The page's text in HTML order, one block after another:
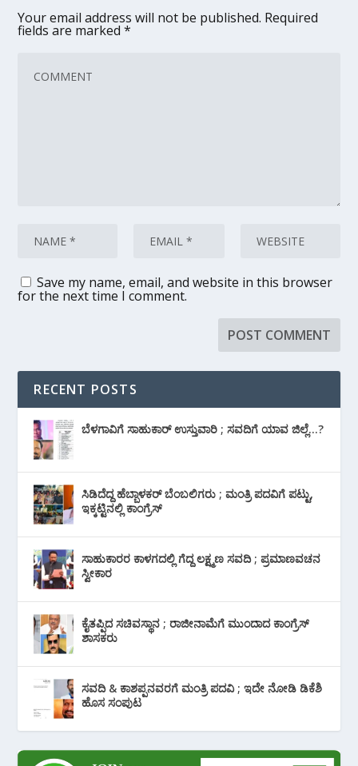
Your email address will not be published. Required
fields are marked*
Save my name, email, and website in this browser
for the next time I comment.
RECENT POSTS
ಬೆಳಗಾವಿಗೆ ಸಾಹುಕಾರ್ ಉಸ್ತುವಾರಿ ; ಸವದಿಗೆ ಯಾವ ಜಿಲ್ಲೆ…?
ಸಿಡಿದೆದ್ದ ಹೆಬ್ಬಾಳಕರ್ ಬೆಂಬಲಿಗರು ; ಮಂತ್ರಿ ಪದವಿಗೆ ‌ಪಟ್ಟು,
ಇಕ್ಕಟ್ಟಿನಲ್ಲಿ ಕಾಂಗ್ರೆಸ್
ಸಾಹುಕಾರರ ಕಾಳಗದಲ್ಲಿ ಗೆದ್ದ ಲಕ್ಷ್ಮಣ ಸವದಿ ; ಪ್ರಮಾಣವಚನ
ಸ್ವೀಕಾರ
ಕೈತಪ್ಪಿದ ಸಚಿವಸ್ಥಾನ ; ರಾಜೀನಾಮೆಗೆ ಮುಂದಾದ ಕಾಂಗ್ರೆಸ್
‌ಶಾಸಕರು
ಸವದಿ & ಕಾಶಪ್ಪನವರಗೆ ಮಂತ್ರಿ ಪದವಿ ; ಇದೇ ನೋಡಿ‌ ಡಿಕೆಶಿ
ಹೊಸ ಸಂಪುಟ